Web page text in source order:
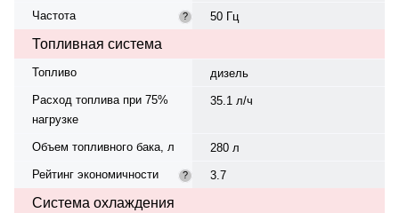
Частота
? 50 Гц
Топливная система
Топливо
дизель
Расход топлива при 75%
нагрузке
35.1 л/ч
Объем топливного бака, л
280 л
Рейтинг экономичности
? 3.7
Система охлаждения